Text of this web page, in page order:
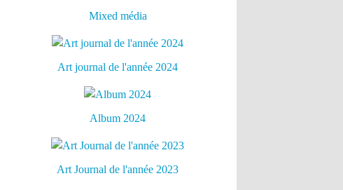
Mixed média
Art journal de l'année 2024
Album 2024
Art Journal de l'année 2023